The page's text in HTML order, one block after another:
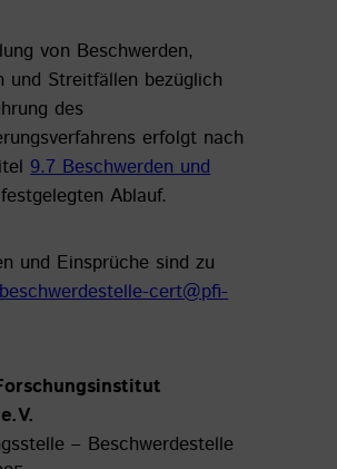
von Beschwerden,
und Streitfällen bezüglich
des
erfolgt nach
9.7 Beschwerden und
festgelegten Ablauf.
und Einsprüche sind zu
beschwerdestelle-cert@pfi-
– Beschwerdestelle